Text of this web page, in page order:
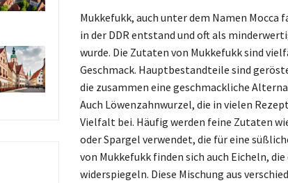
Mukkefukk, auch unter dem Namen
in der DDR entstand und oft als
wurde. Die Zutaten von Mukkefukk sind
Geschmack. Hauptbestandteile sind
die zusammen eine geschmackliche
Auch Löwenzahnwurzel, die in vielen
Vielfalt bei. Häufig werden feine Zutaten
oder Spargel verwendet, die für eine
von Mukkefukk finden sich auch Eicheln,
widerspiegeln. Diese Mischung aus